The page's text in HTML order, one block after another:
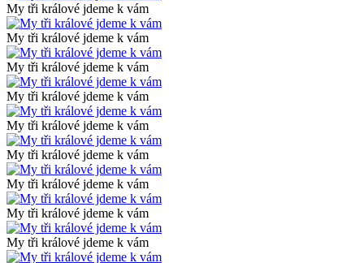
My tři králové jdeme k vám
My tři králové jdeme k vám
My tři králové jdeme k vám
My tři králové jdeme k vám
My tři králové jdeme k vám
My tři králové jdeme k vám
My tři králové jdeme k vám
My tři králové jdeme k vám
My tři králové jdeme k vám